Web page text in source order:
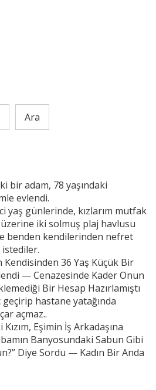
Ara
bir adam, 78 yaşındaki
evlendi.
yaş günlerinde, kızlarım mutfak
üzerine iki solmuş plaj havlusu
benden kendilerinden nefret
Kendisinden 36 Yaş Küçük Bir
— Cenazesinde Kader Onun
Bir Hesap Hazırlamıştı
geçirip hastane yatağında
açmaz..
Kızım, Eşimin İş Arkadaşına
Banyosundaki Sabun Gibi
Diye Sordu — Kadın Bir Anda